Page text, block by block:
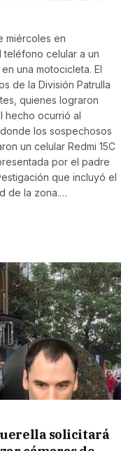
miércoles en
teléfono celular a un
una motocicleta. El
de la División Patrulla
quienes lograron
hecho ocurrió al
los sospechosos
un celular Redmi 15C
por el padre
que incluyó el
de la zona.…
solicitará